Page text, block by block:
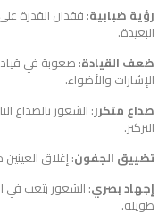
رؤية ضبابية: فقدان القدرة على
البعيدة.
ضعف القيادة: صعوبة في
الإشارات والأضواء.
صداع متكرر: الشعور بالصداع
التركيز.
تضييق الجفون: إغلاق
إجهاد بصري: الشعور بتعب في
طويلة.